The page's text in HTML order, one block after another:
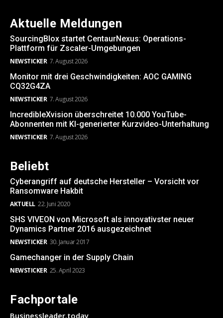
Aktuelle Meldungen
SourcingBlox startet CentaurNexus: Operations-
Plattform für Zscaler-Umgebungen
NEWSTICKER 7. August 2026
Monitor mit drei Geschwindigkeiten: AOC GAMING
CQ32G4ZA
NEWSTICKER 7. August 2026
IncredibleXvision überschreitet 10.000 YouTube-
Abonnenten mit KI-generierter Kurzvideo-Unterhaltung
NEWSTICKER 7. August 2026
Beliebt
Cyberangriff auf deutsche Hersteller – Vorsicht vor
Ransomware Hakbit
AKTUELL 22. Juni 2020
SHS VIVEON von Microsoft als innovativster neuer
Dynamics Partner 2016 ausgezeichnet
NEWSTICKER 30. Januar 2017
Gamechanger in der Supply Chain
NEWSTICKER 25. April 2023
Fachportale
Businessleader.today